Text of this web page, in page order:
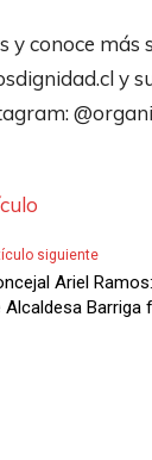
y conoce
y
siguiente
Ariel
Alcaldesa Barriga